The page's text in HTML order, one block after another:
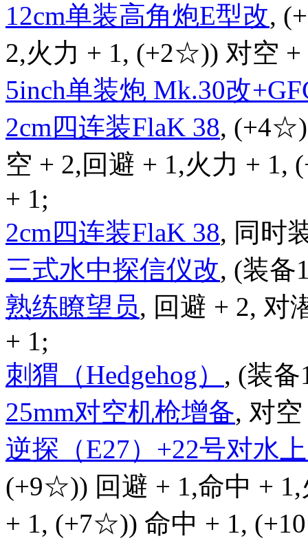
12cm单装高角炮E型改,
2,火力 + 1, (+2☆)) 对空 +
5inch单装炮 Mk.30改
2cm四连装FlaK 38,
空 + 2,回避 + 1,火力 + 1,
+ 1;
2cm四连装FlaK 38, 同时
三式水中探信仪改, (装备
熟练瞭望员, 回避 + 2, 对
+ 1;
刺猬（Hedgehog） , (装备
25mm对空机枪增备, 对
逆探（E27）+22号对水
(+9☆)) 回避 + 1,命中 +
+ 1, (+7☆)) 命中 + 1,